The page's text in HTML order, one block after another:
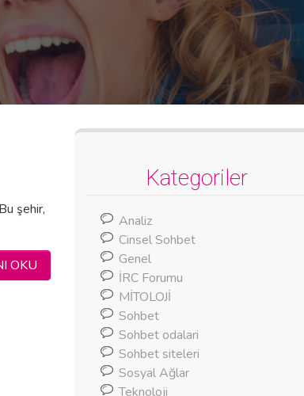
şehir,
OKU
Kategoriler
Analiz
Cinsel Sohbet
Genel
İRC Forumu
MİTOLOJİ
Sohbet
Sohbet odalari
Sohbet siteleri
Sosyal Ağlar
Teknoloji